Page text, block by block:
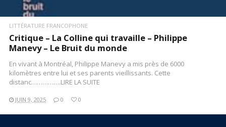
LITTÉRATURE FRANCOPHONE
Critique – La Colline qui travaille – Philippe
Manevy – Le Bruit du monde
En vivant à Montréal, Philippe Manevy a mis près de 6000
kilomètres entre lui et ses parents vieillissants. Cette
distanc…………….LIRE LA SUITE
JUIN 9, 2025 0 0